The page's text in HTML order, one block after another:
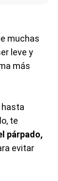
muchas
leve y
más
hasta
te
párpado,
evitar